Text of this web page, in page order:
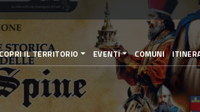
Salta
al
contenuto
principale
IL TERRITORIO EVENTI COMUNI